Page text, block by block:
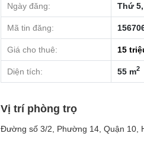
Ngày đăng: Thứ
Mã tin đăng:
Giá cho thuê: 15
Diện tích: 55 m2
Vị trí phòng trọ
Đường số 3/2, Phường 14, Quận 10,